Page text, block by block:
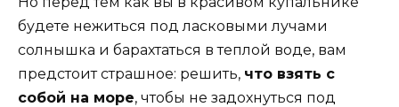
будете нежиться под ласковыми лучами
солнышка и барахтаться в теплой воде, вам
предстоит страшное: решить, что взять с
собой на море, чтобы не задохнуться под